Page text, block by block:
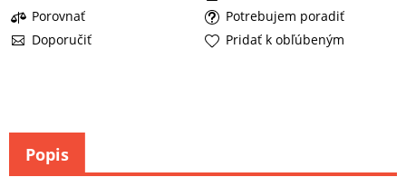
Porovnať
Potrebujem poradiť
Doporučiť
Pridať k obľúbeným
Popis